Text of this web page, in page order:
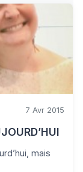
7 Avr 2015
mais